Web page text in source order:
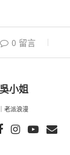
0 留言
小姐
老派浪漫